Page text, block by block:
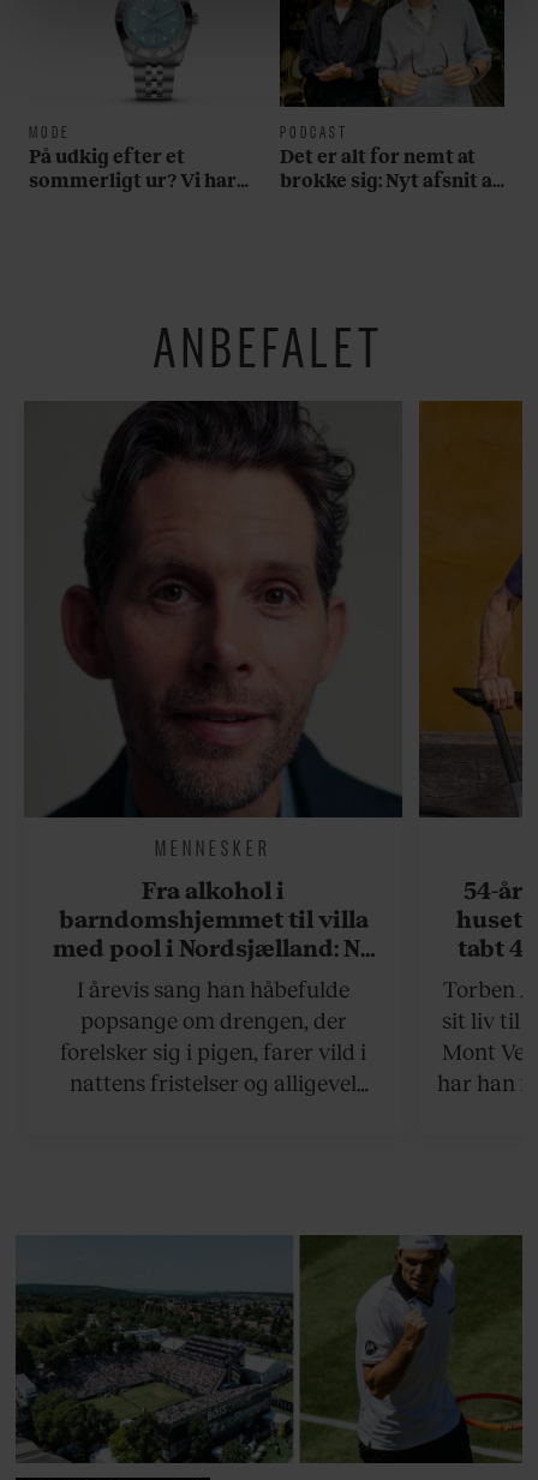
om vores brug af cookies, samarbejdspartnere og
behandling af dine personoplysninger i forbindelse
hermed i både vores
privatlivspolitik cookiepolitik
MODE
På udkig efter et
sommerligt ur? Vi har
PODCAST
Det er alt for nemt at
brokke sig: Nyt afsnit af
ANBEFALET
MENNESKER
Fra alkohol i
barndomshjemmet til villa
med pool i Nordsjælland: Nu
skal du høre sandheden om
Rasmus Seebach
I årevis sang han håbefulde
popsange om drengen, der
forelsker sig i pigen, farer vild i
nattens fristelser og alligevel
blevet voksen. Her indtager
fortællerens plads i et portræt om
arv, angst, familieliv, frygten for
at miste stemmen og den
livsglæde, han nægter at give slip
på.
54-
huset
tabt
Torben
sit liv til
Mont
har han